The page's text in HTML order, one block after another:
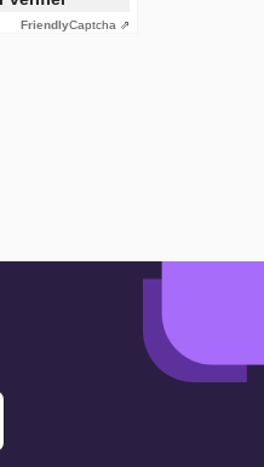
FriendlyCaptcha ⇗